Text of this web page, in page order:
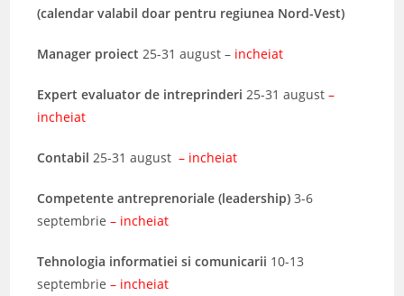
(calendar valabil doar pentru regiunea Nord-Vest)
Manager proiect 25-31 august – incheiat
Expert evaluator de intreprinderi 25-31 august –
incheiat
Contabil 25-31 august – incheiat
Competente antreprenoriale (leadership) 3-6
septembrie– incheiat
Tehnologia informatiei si comunicarii 10-13
septembrie– incheiat